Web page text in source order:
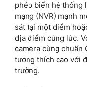
phép biến hệ thống
mạng (NVR) mạnh
sát tại một điểm
địa điểm cùng lúc.
camera cùng chuẩn
tương thích cao với
trường.